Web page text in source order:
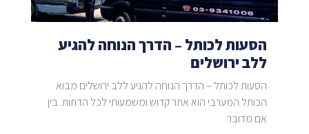
הסעות לכותל – הדרך הנוחה להגיע
ללב ירושלים
הסעות לכותל – הדרך הנוחה להגיע ללב ירושלים מבוא
הכותל המערבי הוא אתר קדוש ומשמעותי לכל הדתות. בין
אם מדובר